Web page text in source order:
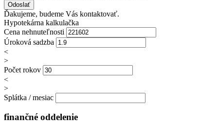
Ďakujeme, budeme Vás kontaktovať.
Hypotekárna kalkulačka
Cena nehnuteľnosti
Úroková sadzba
<
>
Počet rokov
<
>
Splátka / mesiac
finančné oddelenie